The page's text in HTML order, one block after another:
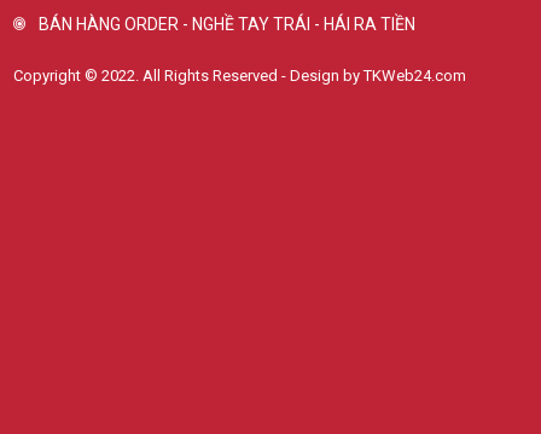
BÁN HÀNG ORDER - NGHỀ TAY TRÁI - HÁI RA TIỀN
Copyright © 2022. All Rights Reserved - Design by TKWeb24.com